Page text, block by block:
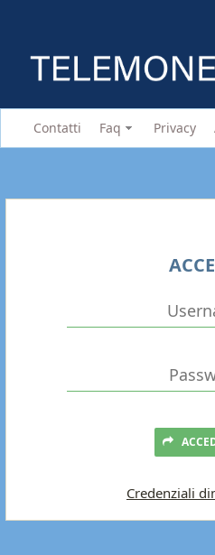
Contatti Faq Privacy
Credenziali